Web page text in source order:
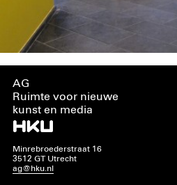
AG
Ruimte voor nieuwe
kunst en media
Minrebroederstraat 16
3512 GT Utrecht
ag@hku.nl